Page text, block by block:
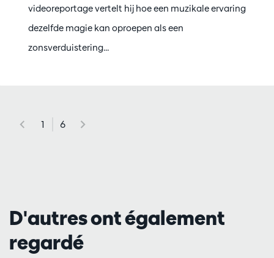
videoreportage vertelt hij hoe een muzikale ervaring
dezelfde magie kan oproepen als een
zonsverduistering...
1 6
D'autres ont également
regardé